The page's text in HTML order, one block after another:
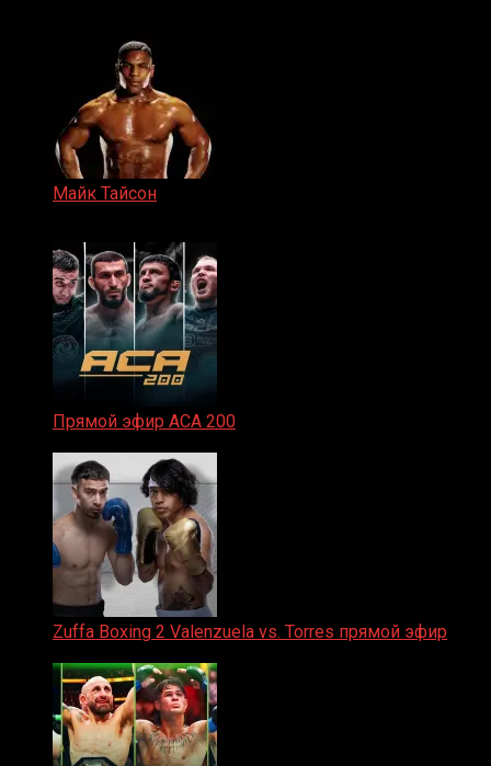
Майк Тайсон
Прямой эфир ACA 200
Zuffa Boxing 2 Valenzuela vs. Torres прямой эфир